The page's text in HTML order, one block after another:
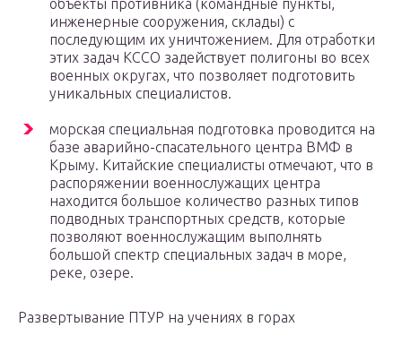
объекты противника (командные пункты,
инженерные сооружения, склады) с
последующим их уничтожением. Для отработки
этих задач КССО задействует полигоны во всех
военных округах, что позволяет подготовить
уникальных специалистов.
морская специальная подготовка проводится на
базе аварийно-спасательного центра ВМФ в
Крыму. Китайские специалисты отмечают, что в
распоряжении военнослужащих центра
находится большое количество разных типов
подводных транспортных средств, которые
позволяют военнослужащим выполнять
большой спектр специальных задач в море,
реке, озере.
Развертывание ПТУР на учениях в горах